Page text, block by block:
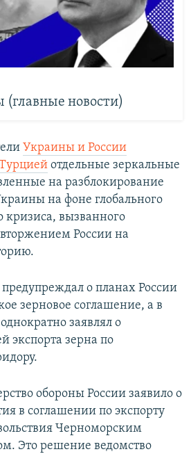
(главные новости)
Украины и России
отдельные зеркальные
на разблокирование
на фоне глобального
кризиса, вызванного
России на
о планах России
зерновое соглашение, а в
заявлял о
экспорта зерна по
обороны России заявило о
в соглашении по экспорту
Черноморским
Это решение ведомство